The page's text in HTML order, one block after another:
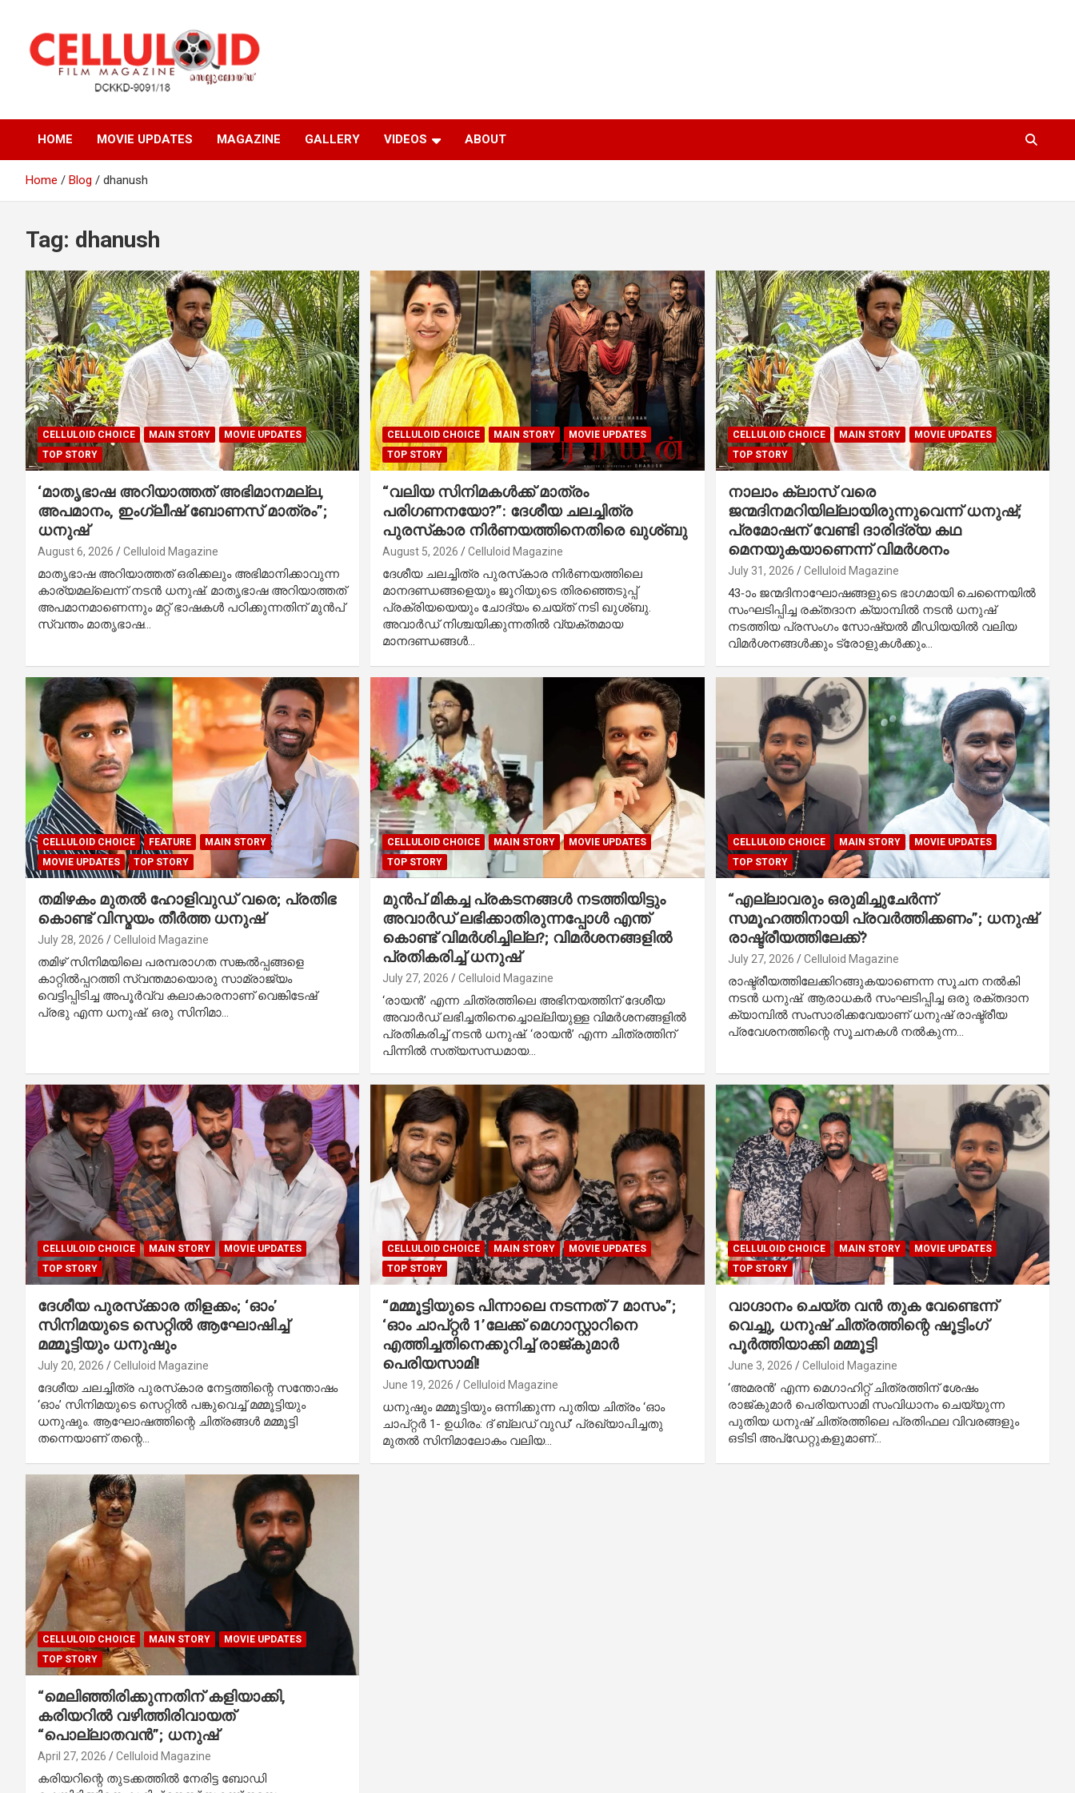
content
celluloid
HOME MOVIE UPDATES MAGAZINE GALLERY VIDEOS ABOUT
Home Blog dhanush
Tag: dhanush
CELLULOID CHOICE MAIN STORY
MOVIE UPDATES
TOP STORY
‘മാതൃഭാഷ അറിയാത്തത് അഭിമാനമല്ല,
അപമാനം, ഇംഗ്ലീഷ് ബോണസ് മാത്രം”;
ധനുഷ്
August 6, 2026 Celluloid Magazine
മാതൃഭാഷ അറിയാത്തത് ഒരിക്കലും അഭിമാനിക്കാവുന്ന
കാര്യമല്ലെന്ന് നടൻ ധനുഷ്. മാതൃഭാഷ അറിയാത്തത്
അപമാനമാണെന്നും മറ്റ് ഭാഷകൾ പഠിക്കുന്നതിന് മുൻപ്
സ്വന്തം മാതൃഭാഷ…
CELLULOID CHOICE MAIN STORY
MOVIE UPDATES
TOP STORY
“വലിയ സിനിമകൾക്ക് മാത്രം
പരിഗണനയോ?”: ദേശീയ ചലച്ചിത്ര
പുരസ്‌കാര നിർണയത്തിനെതിരെ ഖുശ്ബു
August 5, 2026 Celluloid Magazine
ദേശീയ ചലച്ചിത്ര പുരസ്‌കാര നിർണയത്തിലെ
മാനദണ്ഡങ്ങളെയും ജൂറിയുടെ തിരഞ്ഞെടുപ്പ്
പ്രക്രിയയെയും ചോദ്യം ചെയ്ത് നടി ഖുശ്ബു.
അവാർഡ് നിശ്ചയിക്കുന്നതിൽ വ്യക്തമായ
മാനദണ്ഡങ്ങൾ…
CELLULOID CHOICE MAIN STORY
MOVIE UPDATES
TOP STORY
നാലാം ക്ലാസ് വരെ
ജന്മദിനമറിയില്ലായിരുന്നുവെന്ന് ധനുഷ്;
പ്രമോഷന് വേണ്ടി ദാരിദ്ര്യ കഥ
മെനയുകയാണെന്ന് വിമർശനം
July 31, 2026 Celluloid Magazine
43-ാം ജന്മദിനാഘോഷങ്ങളുടെ ഭാഗമായി ചെന്നൈയിൽ
സംഘടിപ്പിച്ച രക്തദാന ക്യാമ്പിൽ നടൻ ധനുഷ്
നടത്തിയ പ്രസംഗം സോഷ്യൽ മീഡിയയിൽ വലിയ
വിമർശനങ്ങൾക്കും ട്രോളുകൾക്കും…
CELLULOID CHOICE FEATURE
MAIN STORY
MOVIE UPDATES
TOP STORY
തമിഴകം മുതൽ ഹോളിവുഡ് വരെ; പ്രതിഭ
കൊണ്ട് വിസ്മയം തീർത്ത ധനുഷ്
July 28, 2026 Celluloid Magazine
തമിഴ് സിനിമയിലെ പരമ്പരാഗത സങ്കൽപ്പങ്ങളെ
കാറ്റിൽപ്പറത്തി സ്വന്തമായൊരു സാമ്രാജ്യം
വെട്ടിപ്പിടിച്ച അപൂർവ്വ കലാകാരനാണ് വെങ്കിടേഷ്
പ്രഭു എന്ന ധനുഷ്. ഒരു സിനിമാ…
CELLULOID CHOICE MAIN STORY
MOVIE UPDATES
TOP STORY
മുൻപ് മികച്ച പ്രകടനങ്ങൾ നടത്തിയിട്ടും
അവാർഡ് ലഭിക്കാതിരുന്നപ്പോൾ എന്ത്
കൊണ്ട് വിമർശിച്ചില്ല?; വിമർശനങ്ങളിൽ
പ്രതികരിച്ച് ധനുഷ്
July 27, 2026 Celluloid Magazine
‘രായൻ’ എന്ന ചിത്രത്തിലെ അഭിനയത്തിന് ദേശീയ
അവാർഡ് ലഭിച്ചതിനെച്ചൊല്ലിയുള്ള വിമർശനങ്ങളിൽ
പ്രതികരിച്ച് നടൻ ധനുഷ്. ‘രായൻ’ എന്ന ചിത്രത്തിന്
പിന്നിൽ സത്യസന്ധമായ…
CELLULOID CHOICE MAIN STORY
MOVIE UPDATES
TOP STORY
“എല്ലാവരും ഒരുമിച്ചുചേർന്ന്
സമൂഹത്തിനായി പ്രവർത്തിക്കണം”; ധനുഷ്
രാഷ്ട്രീയത്തിലേക്ക്?
July 27, 2026 Celluloid Magazine
രാഷ്ട്രീയത്തിലേക്കിറങ്ങുകയാണെന്ന സൂചന നൽകി
നടൻ ധനുഷ്. ആരാധകർ സംഘടിപ്പിച്ച ഒരു രക്തദാന
ക്യാമ്പിൽ സംസാരിക്കവേയാണ് ധനുഷ് രാഷ്ട്രീയ
പ്രവേശനത്തിന്റെ സൂചനകൾ നൽകുന്ന…
CELLULOID CHOICE MAIN STORY
MOVIE UPDATES
TOP STORY
ദേശീയ പുരസ്‌ക്കാര തിളക്കം; ‘ഓം’
സിനിമയുടെ സെറ്റിൽ ആഘോഷിച്ച്
മമ്മൂട്ടിയും ധനുഷും
July 20, 2026 Celluloid Magazine
ദേശീയ ചലച്ചിത്ര പുരസ്‌കാര നേട്ടത്തിന്റെ സന്തോഷം
‘ഓം’ സിനിമയുടെ സെറ്റിൽ പങ്കുവെച്ച് മമ്മൂട്ടിയും
ധനുഷും. ആഘോഷത്തിന്റെ ചിത്രങ്ങൾ മമ്മൂട്ടി
തന്നെയാണ് തന്റെ…
CELLULOID CHOICE MAIN STORY
MOVIE UPDATES
TOP STORY
“മമ്മൂട്ടിയുടെ പിന്നാലെ നടന്നത് 7 മാസം”;
‘ഓം ചാപ്റ്റർ 1’ലേക്ക് മെഗാസ്റ്റാറിനെ
എത്തിച്ചതിനെക്കുറിച്ച് രാജ്കുമാർ
പെരിയസാമി!
June 19, 2026 Celluloid Magazine
ധനുഷും മമ്മൂട്ടിയും ഒന്നിക്കുന്ന പുതിയ ചിത്രം ‘ഓം
ചാപ്റ്റർ 1- ഉധിരം: ദ് ബ്ലഡ് വുഡ്’ പ്രഖ്യാപിച്ചതു
മുതൽ സിനിമാലോകം വലിയ…
CELLULOID CHOICE MAIN STORY
MOVIE UPDATES
TOP STORY
വാഗ്ദാനം ചെയ്ത വൻ തുക വേണ്ടെന്ന്
വെച്ചു, ധനുഷ് ചിത്രത്തിന്റെ ഷൂട്ടിംഗ്
പൂർത്തിയാക്കി മമ്മൂട്ടി
June 3, 2026 Celluloid Magazine
‘അമരൻ’ എന്ന മെഗാഹിറ്റ് ചിത്രത്തിന് ശേഷം
രാജ്‌കുമാർ പെരിയസാമി സംവിധാനം ചെയ്യുന്ന
പുതിയ ധനുഷ് ചിത്രത്തിലെ പ്രതിഫല വിവരങ്ങളും
ഒടിടി അപ്‌ഡേറ്റുകളുമാണ്…
CELLULOID CHOICE MAIN STORY
MOVIE UPDATES
TOP STORY
“മെലിഞ്ഞിരിക്കുന്നതിന് കളിയാക്കി,
കരിയറിൽ വഴിത്തിരിവായത്
“പൊല്ലാതവൻ”; ധനുഷ്
April 27, 2026 Celluloid Magazine
കരിയറിന്റെ തുടക്കത്തില്‍ നേരിട്ട ബോഡി